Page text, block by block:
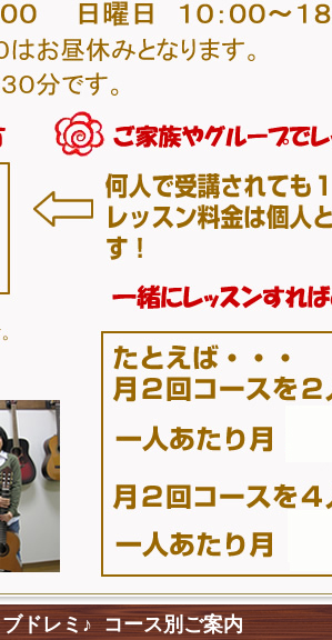
ドレミ♪ コース別ご案内